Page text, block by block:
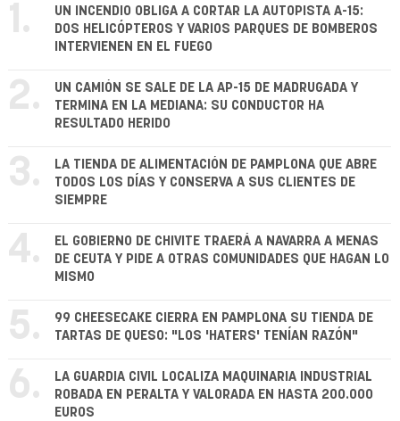
1.
UN INCENDIO OBLIGA A CORTAR LA AUTOPISTA A-15:
DOS HELICÓPTEROS Y VARIOS PARQUES DE BOMBEROS
INTERVIENEN EN EL FUEGO
2.
UN CAMIÓN SE SALE DE LA AP-15 DE MADRUGADA Y
TERMINA EN LA MEDIANA: SU CONDUCTOR HA
RESULTADO HERIDO
3.
LA TIENDA DE ALIMENTACIÓN DE PAMPLONA QUE ABRE
TODOS LOS DÍAS Y CONSERVA A SUS CLIENTES DE
SIEMPRE
4.
EL GOBIERNO DE CHIVITE TRAERÁ A NAVARRA A MENAS
DE CEUTA Y PIDE A OTRAS COMUNIDADES QUE HAGAN LO
MISMO
5.
99 CHEESECAKE CIERRA EN PAMPLONA SU TIENDA DE
TARTAS DE QUESO: "LOS 'HATERS' TENÍAN RAZÓN"
6.
LA GUARDIA CIVIL LOCALIZA MAQUINARIA INDUSTRIAL
ROBADA EN PERALTA Y VALORADA EN HASTA 200.000
EUROS